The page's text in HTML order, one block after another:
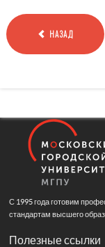
НАЗАД
С 1995 года готовим
стандартам высшего
Полезные ссылки